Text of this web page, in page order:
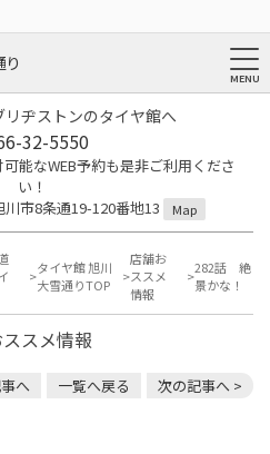
ヂストンのタイヤ館へ
32-5550
能なWEB予約も是非ご利用くださ
い！
市8条通19-120番地13
Map
タイヤ館 旭川
大雪通りTOP
店舗お
ススメ
情報
282話 絶
景かな！
スメ情報
へ 一覧へ戻る 次の記事へ >